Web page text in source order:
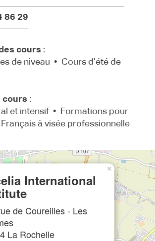
86 29
cours :
de niveau • Cours d’été de
cours :
et intensif • Formations pour
à visée professionnelle
International
de Coureilles - Les
La Rochelle
×